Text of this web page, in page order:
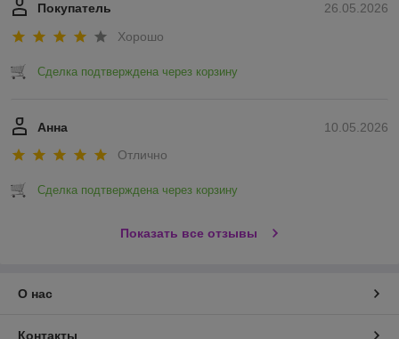
26.05.2026
Покупатель
Хорошо
Сделка подтверждена через корзину
10.05.2026
Анна
Отлично
Сделка подтверждена через корзину
Показать все отзывы
О нас
Контакты